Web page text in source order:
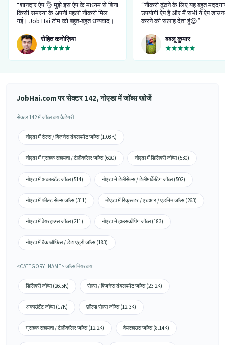
“शानदार ऐप 👌 मुझे इस ऐप के माध्यम से बिना
किसी समस्या के अपनी पहली नौकरी मिल
गई। Job Hai टीम को बहुत-बहुत धन्यवाद।
न करें। मुझे आपका काम पसंद है, आप सभी
बहुत अच्छा कर रहे हैं और फर्जी और
धोखाधड़ी करने वाले रिक्रूटर्स को अनुमति
नहीं दे रहे हैं।”
रोहित कनोज़िया
“नौकरी ढूंढने के लिए यह बहुत
उपयोगी ऐप है और मैं सभी ये ऐप
करने की सलाह देता हूं😌”
बबलू कुमार
JobHai.com पर सेक्टर 142, नोएडा में जॉब्स खोजें
सेक्टर 142 में जॉब्स बाय कैटेगरी
नोएडा में सेल्स / बिज़नेस डेवलपमेंट जॉब्स (1.08K)
नोएडा में ग्राहक सहायता / टेलीकॉलर जॉब्स (620) नोएडा में डिलिवरी जॉब्स (530)
नोएडा में अकाउंटेंट जॉब्स (514) नोएडा में टेलीसेल्स / टेलीमार्केटिंग जॉब्स (502)
नोएडा में फ़ील्ड सेल्स जॉब्स (311) नोएडा में रिक्रूटर / एचआर / एडमिन जॉब्स (263)
नोएडा में वेयरहाउस जॉब्स (211) नोएडा में हाउसकीपिंग जॉब्स (183)
नोएडा में बैक ऑफिस / डेटा एंट्री जॉब्स (183)
<CATEGORY_NAME> जॉब्स नियरबाय
डिलिवरी जॉब्स (26.5K) सेल्स / बिज़नेस डेवलपमेंट जॉब्स (23.2K)
अकाउंटेंट जॉब्स (17K) फ़ील्ड सेल्स जॉब्स (12.3K)
ग्राहक सहायता / टेलीकॉलर जॉब्स (12.2K) वेयरहाउस जॉब्स (8.14K)